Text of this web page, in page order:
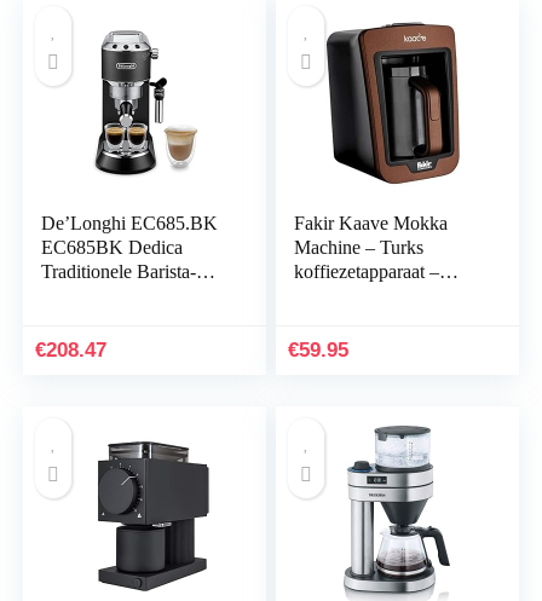
De’Longhi EC685.BK
EC685BK Dedica
Traditionele Barista-
35 x 38 cm, Zwart
€208.47
Fakir Kaave Mokka
Machine – Turks
koffiezetapparaat –
Turkse koffie – Turkse
€59.95